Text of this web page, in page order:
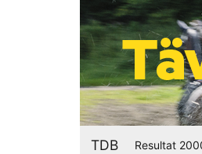
TDB Resultat